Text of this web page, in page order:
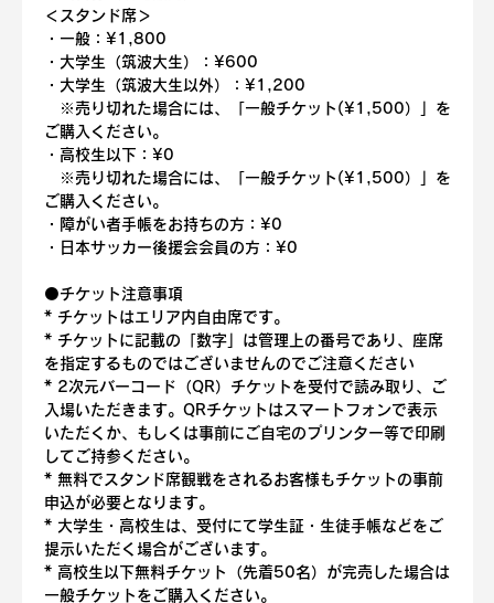
＜スタンド席＞
・一般：¥1,800
・大学生（筑波大生）：¥600
・大学生（筑波大生以外）：¥1,200
※売り切れた場合には、「一般チケット(¥1,500）」を
ご購入ください。
・高校生以下：¥0
※売り切れた場合には、「一般チケット(¥1,500）」を
ご購入ください。
・障がい者手帳をお持ちの方：¥0
・日本サッカー後援会会員の方：¥0
⚫️チケット注意事項
* チケットはエリア内自由席です。
* チケットに記載の「数字」は管理上の番号であり、座席
を指定するものではございませんのでご注意ください
* 2次元バーコード（QR）チケットを受付で読み取り、ご
入場いただきます。QRチケットはスマートフォンで表示
いただくか、もしくは事前にご自宅のプリンター等で印刷
してご持参ください。
* 無料でスタンド席観戦をされるお客様もチケットの事前
申込が必要となります。
* 大学生・高校生は、受付にて学生証・生徒手帳などをご
提示いただく場合がございます。
* 高校生以下無料チケット（先着50名）が完売した場合は
一般チケットをご購入ください。